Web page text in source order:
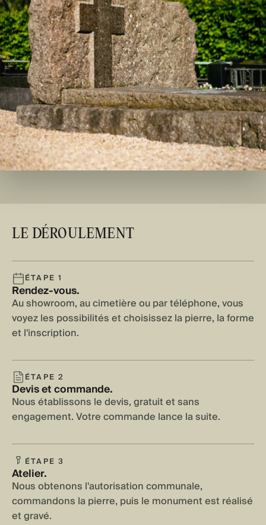
LE DÉROULEMENT
ÉTAPE 1
Rendez-vous.
Au showroom, au cimetière ou par téléphone, vous
voyez les possibilités et choisissez la pierre, la forme
et l'inscription.
ÉTAPE 2
Devis et commande.
Nous établissons le devis, gratuit et sans
engagement. Votre commande lance la suite.
ÉTAPE 3
Atelier.
Nous obtenons l'autorisation communale,
commandons la pierre, puis le monument est réalisé
et gravé.